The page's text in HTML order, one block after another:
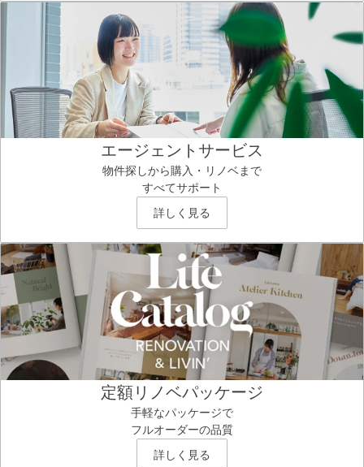
エージェントサービス
物件探しから購入・リノベまで
すべてサポート
詳しく見る
定額リノベパッケージ
手軽なパッケージで
フルオーダーの品質
詳しく見る